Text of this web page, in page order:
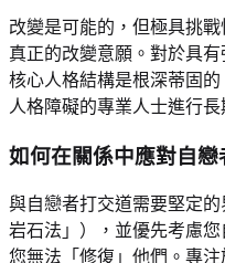
改變是可能的，但極具挑
真正的改變意願。對於具
核心人格結構是根深蒂固
人格障礙的專業人士進行長
如何在關係中應對自戀
與自戀者打交道需要堅定
岩石法」），並優先考慮
您無法「修復」他們。專